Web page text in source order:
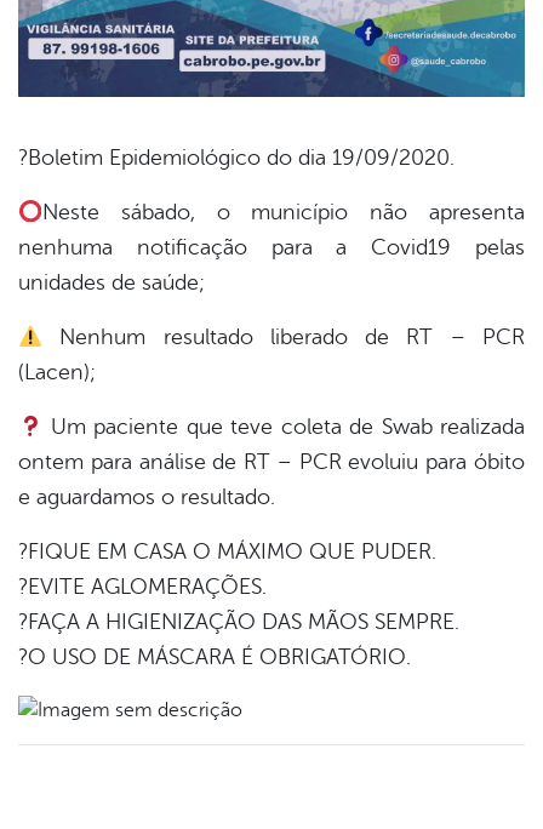
?Boletim Epidemiológico do dia 19/09/2020.
Neste sábado, o município não apresenta
nenhuma notificação para a Covid19 pelas
unidades de saúde;
Nenhum resultado liberado de RT – PCR
(Lacen);
Um paciente que teve coleta de Swab realizada
ontem para análise de RT – PCR evoluiu para óbito
e aguardamos o resultado.
?FIQUE EM CASA O MÁXIMO QUE PUDER.
?EVITE AGLOMERAÇÕES.
?FAÇA A HIGIENIZAÇÃO DAS MÃOS SEMPRE.
?O USO DE MÁSCARA É OBRIGATÓRIO.